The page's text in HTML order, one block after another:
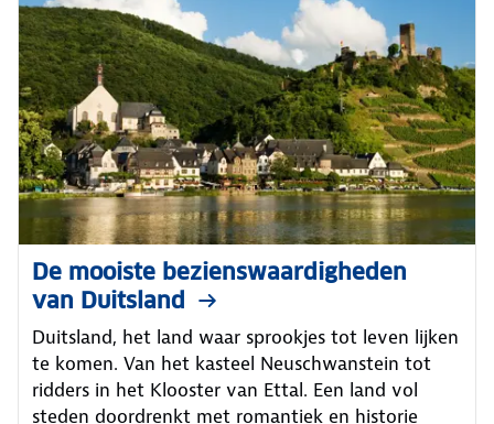
De mooiste bezienswaardigheden
van Duitsland
Duitsland, het land waar sprookjes tot leven lijken
te komen. Van het kasteel Neuschwanstein tot
ridders in het Klooster van Ettal. Een land vol
steden doordrenkt met romantiek en historie